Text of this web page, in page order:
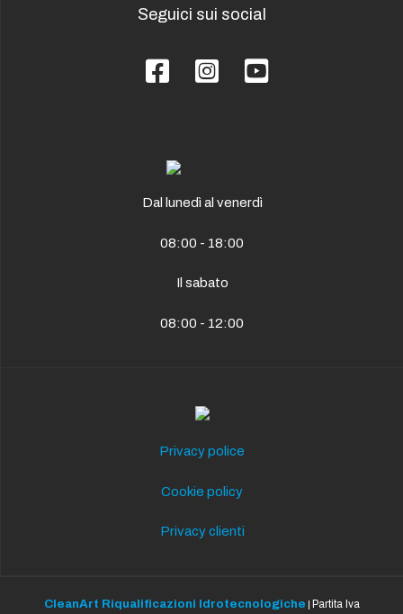
Seguici sui social
Dal lunedì al venerdì
08:00 - 18:00
Il sabato
08:00 - 12:00
Privacy police
Cookie policy
Privacy clienti
CleanArt Riqualificazioni Idrotecnologiche Partita Iva